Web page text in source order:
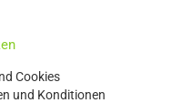
Cookies
und Konditionen